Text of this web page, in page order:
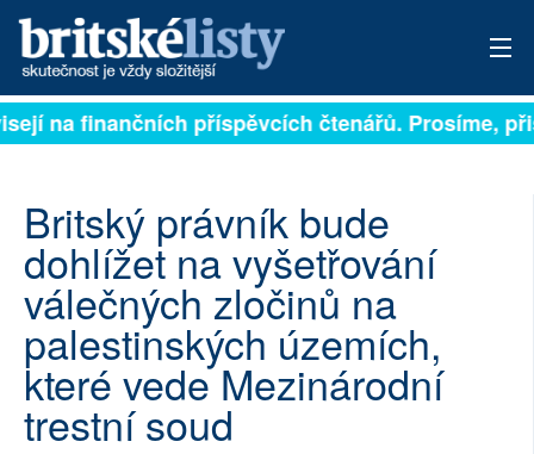
PŘIHLÁSIT
ARCHIV
ROZHOVORY
TÉMATA
NEJČTENĚJŠÍ ZA 7 DNÍ
na finančních příspěvcích čtenářů. Prosíme,
Britský právník bude
dohlížet na vyšetřování
válečných zločinů na
palestinských územích,
které vede Mezinárodní
trestní soud